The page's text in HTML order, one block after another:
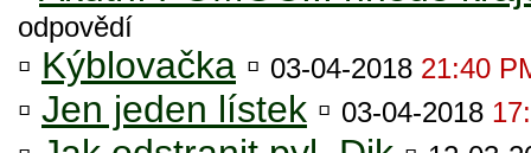
odpovědí
▫ Kýblovačka ▫ 03-04-2018 21:40
▫ Jen jeden lístek ▫ 03-04-2018